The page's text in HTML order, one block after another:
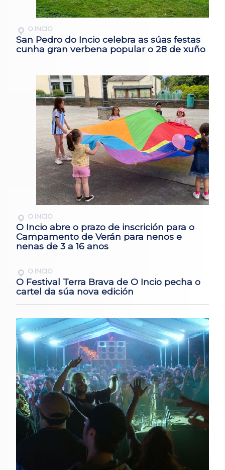
O INCIO
San Pedro do Incio celebra as súas festas
cunha gran verbena popular o 28 de xuño
O INCIO
O Incio abre o prazo de inscrición para o
Campamento de Verán para nenos e
nenas de 3 a 16 anos
O INCIO
O Festival Terra Brava de O Incio pecha o
cartel da súa nova edición